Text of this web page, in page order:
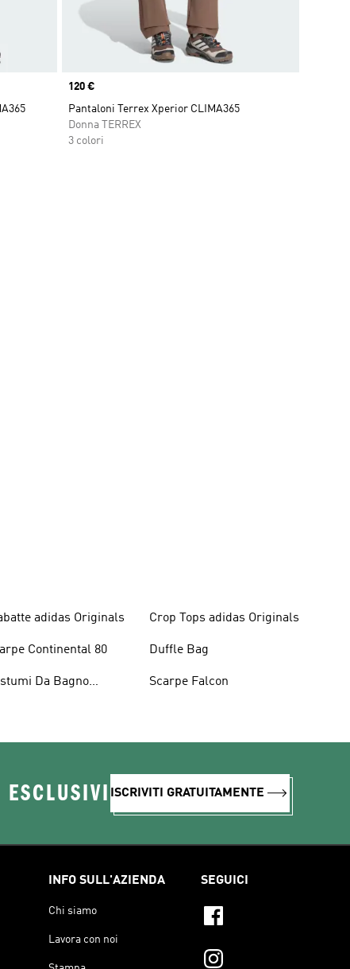
Price
120 €
Pantaloni Terrex Xperior CLIMA365
Donna TERREX
3 colori
adidas Originals
Continental 80
Da Bagno
Crop Tops adidas Originals
Duffle Bag
Scarpe Falcon
ISCRIVITI GRATUITAMENTE
INFO SULL'AZIENDA
Chi siamo
Lavora con noi
SEGUICI